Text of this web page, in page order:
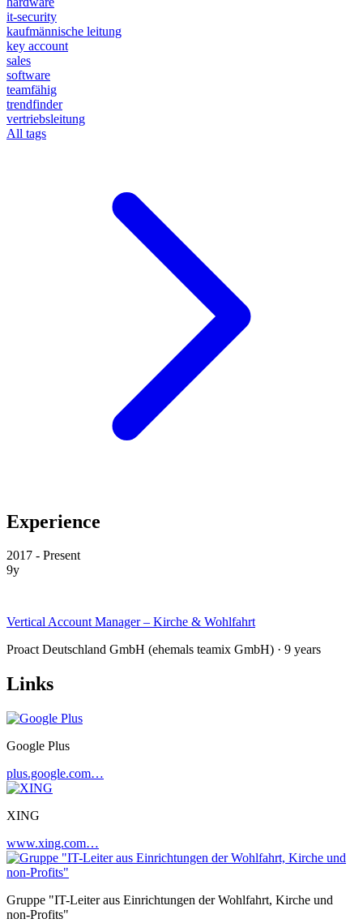
it-security
kaufmännische leitung
key account
sales
software
teamfähig
trendfinder
vertriebsleitung
All tags
Experience
2017 - Present
9y
Vertical Account Manager – Kirche & Wohlfahrt
Proact Deutschland GmbH (ehemals teamix GmbH) · 9 years
Links
Google Plus
plus.google.com…
XING
www.xing.com…
Gruppe "IT-Leiter aus Einrichtungen der Wohlfahrt, Kirche und
non-Profits"